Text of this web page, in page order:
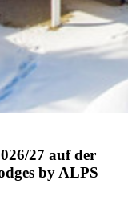
27 auf der
by ALPS